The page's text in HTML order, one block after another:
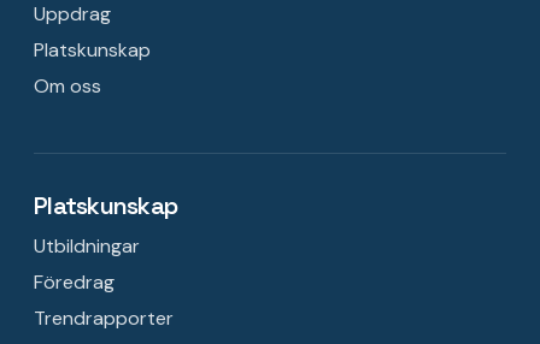
Uppdrag
Platskunskap
Om oss
Platskunskap
Utbildningar
Föredrag
Trendrapporter